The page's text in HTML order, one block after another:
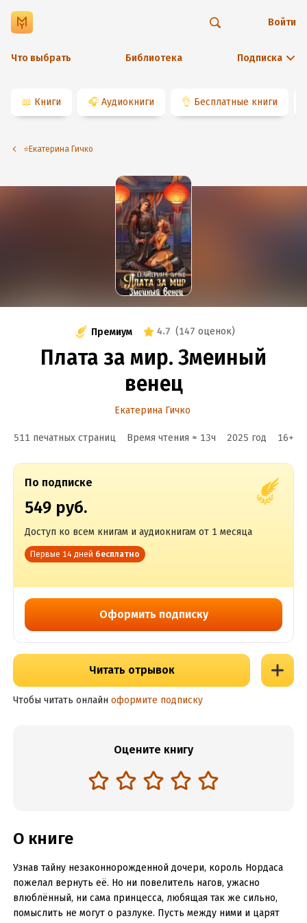
Что выбрать Библиотека Подписка
Войти
📖 Книги 🎧 Аудиокниги 👌 Бесплатные книги
⭐️Екатерина Гичко
Премиум 4.7 (147 оценок)
Плата за мир. Змеиный
венец
Екатерина Гичко
511 печатных страниц Время чтения ≈ 13ч 2025 год 16+
По подписке
549 руб.
Доступ ко всем книгам и аудиокнигам от 1 месяца
Первые 14 дней бесплатно
Оформить подписку
Читать отрывок
Чтобы читать онлайн оформите подписку
Оцените книгу
О книге
Узнав тайну незаконнорожденной дочери, король Нордаса
пожелал вернуть её. Но ни повелитель нагов, ужасно
влюблённый, ни сама принцесса, любящая так же сильно,
помыслить не могут о разлуке. Пусть между ними и царят